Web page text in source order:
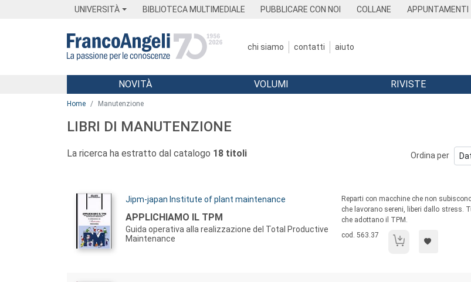
UNIVERSITÀ BIBLIOTECA MULTIMEDIALE PUBBLICARE CON NOI COLLANE APPUNTAMENTI
chi siamo contatti aiuto
Menu
NOVITÀ VOLUMI RIVISTE
Home Manutenzione
LIBRI DI MANUTENZIONE
La ricerca ha estratto dal catalogo 18 titoli Ordina per
Autori:
Jipm-japan Institute of plant maintenance
Titolo:
APPLICHIAMO IL TPM
Guida operativa alla realizzazione del Total Productive
Maintenance
Sommario:
Reparti con macchine che non
che lavorano sereni, liberi dallo stress.
che adottano il TPM.
Codice libro:
cod. 563.37 Applichiamo il TPM